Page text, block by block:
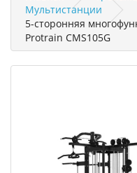
Мультистанции
5-сторонняя
Protrain CMS105G